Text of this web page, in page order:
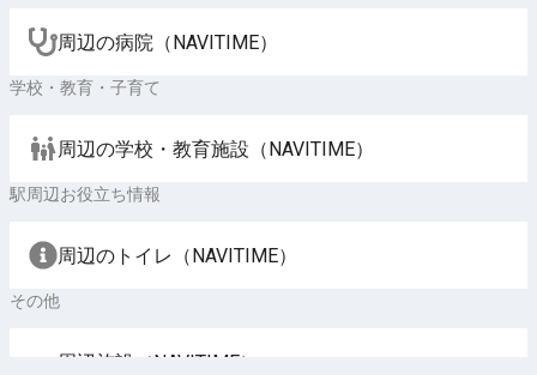
周辺の病院（NAVITIME）
学校・教育・子育て
周辺の学校・教育施設（NAVITIME）
駅周辺お役立ち情報
周辺のトイレ（NAVITIME）
その他
周辺施設（NAVITIME）